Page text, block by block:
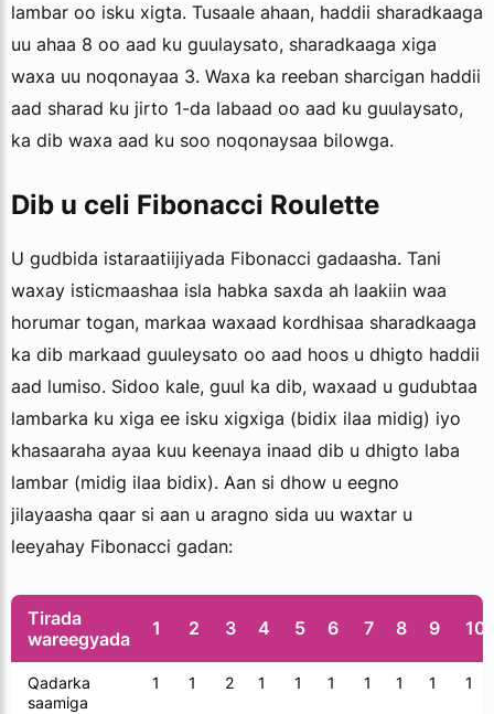
lambar oo isku xigta. Tusaale ahaan, haddii sharadkaaga
uu ahaa 8 oo aad ku guulaysato, sharadkaaga xiga
waxa uu noqonayaa 3. Waxa ka reeban sharcigan haddii
aad sharad ku jirto 1-da labaad oo aad ku guulaysato,
ka dib waxa aad ku soo noqonaysaa bilowga.
Dib u celi Fibonacci Roulette
U gudbida istaraatiijiyada Fibonacci gadaasha. Tani
waxay isticmaashaa isla habka saxda ah laakiin waa
horumar togan, markaa waxaad kordhisaa sharadkaaga
ka dib markaad guuleysato oo aad hoos u dhigto haddii
aad lumiso. Sidoo kale, guul ka dib, waxaad u gudubtaa
lambarka ku xiga ee isku xigxiga (bidix ilaa midig) iyo
khasaaraha ayaa kuu keenaya inaad dib u dhigto laba
lambar (midig ilaa bidix). Aan si dhow u eegno
jilayaasha qaar si aan u aragno sida uu waxtar u
leeyahay Fibonacci gadan:
Tirada
wareegyada
1 2 3 4 5 6 7 8 9 10
Qadarka
saamiga
1 1 2 1 1 1 1 1 1 1